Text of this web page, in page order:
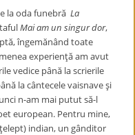
la oda funebrăLa
Mai am un singur dor,
îngemănând toate
experienţă am avut
vedice până la scrierile
la cântecele vaisnave şi
n-am mai putut să-l
european. Pentru mine,
indian, un gânditor